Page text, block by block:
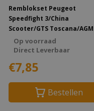
Remblokset Peugeot
Speedfight 3/China
Scooter/GTS Toscana/AGM
VX50 voor
Op voorraad
Direct Leverbaar
€7,85
Bestellen